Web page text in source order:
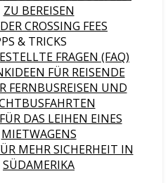
ZU BEREISEN
CROSSING FEES
& TRICKS
FRAGEN (FAQ)
FÜR REISENDE
FERNBUSREISEN UND
DAS LEIHEN EINES
MIETWAGENS
MEHR SICHERHEIT IN
SÜDAMERIKA